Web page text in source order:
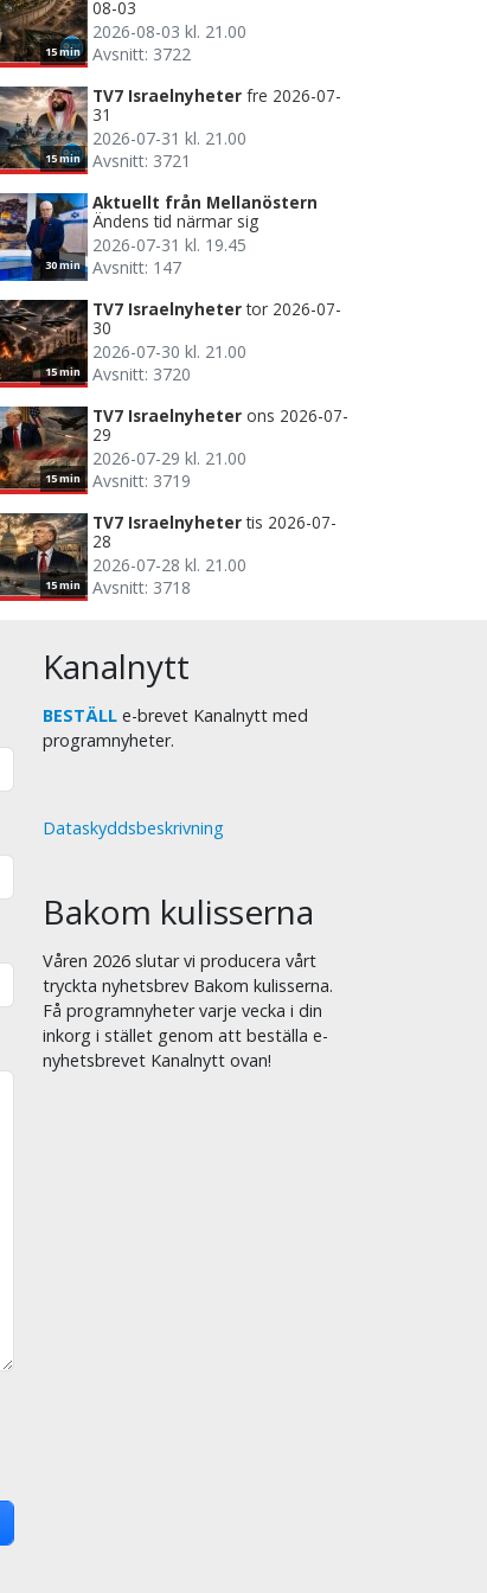
15 min
08-03
2026-08-03 kl. 21.00
Avsnitt: 3722
15 min
TV7 Israelnyheter fre 2026-07-
31
2026-07-31 kl. 21.00
Avsnitt: 3721
30 min
Aktuellt från Mellanöstern
Ändens tid närmar sig
2026-07-31 kl. 19.45
Avsnitt: 147
15 min
TV7 Israelnyheter tor 2026-07-
30
2026-07-30 kl. 21.00
Avsnitt: 3720
15 min
TV7 Israelnyheter ons 2026-07-
29
2026-07-29 kl. 21.00
Avsnitt: 3719
15 min
TV7 Israelnyheter tis 2026-07-
28
2026-07-28 kl. 21.00
Avsnitt: 3718
Kanalnytt
BESTÄLL e-brevet Kanalnytt med
programnyheter.
Dataskyddsbeskrivning
Bakom kulisserna
Våren 2026 slutar vi producera vårt
tryckta nyhetsbrev Bakom kulisserna.
Få programnyheter varje vecka i din
inkorg i stället genom att beställa e-
nyhetsbrevet Kanalnytt ovan!